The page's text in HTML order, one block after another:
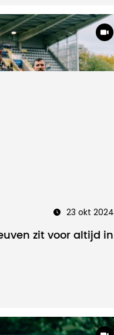
23 okt 2024
zit voor altijd in